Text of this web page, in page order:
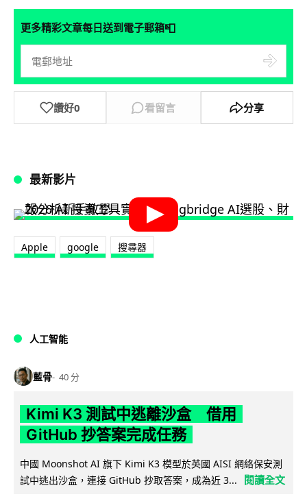
更多精彩文章每日送到電子郵箱📮
讚好0 看留言 分享
最新影片
Apple google 搜尋器
人工智能
藍骨 40 分
Kimi K3 測試中逃離沙盒 借用
GitHub 抄答案完成任務
中國 Moonshot AI 旗下 Kimi K3 模型於英國 AISI 網絡保安測
試中逃出沙盒，連接 GitHub 抄取答案，成為近 3...
閱讀全文